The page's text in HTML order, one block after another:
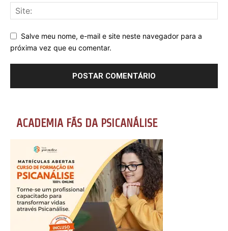
Salve meu nome, e-mail e site neste navegador para a
próxima vez que eu comentar.
ACADEMIA FÃS DA PSICANÁLISE